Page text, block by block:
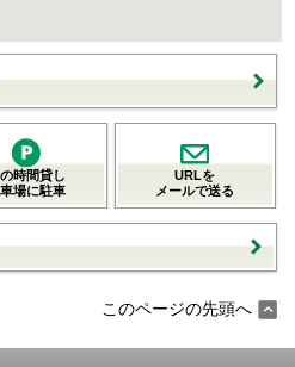
時間貸し
場に駐車
URLを
メールで送る
このページの先頭へ